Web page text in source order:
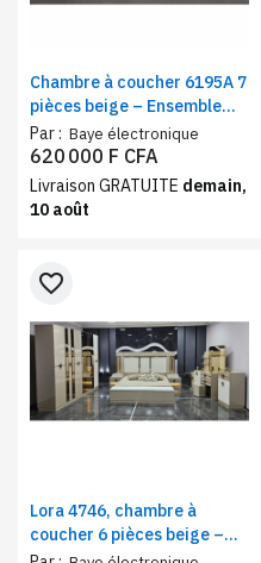
Chambre à coucher 6195A 7
pièces beige – Ensemble
chambre complète armoire
6 battants, lit, coiffeuse et
grand rangement
Par : Baye électronique
620 000 F CFA
Livraison GRATUITE demain,
10 août
Lora 4746, chambre à
coucher 6 pièces beige –
Ensemble chambre
favorite_border